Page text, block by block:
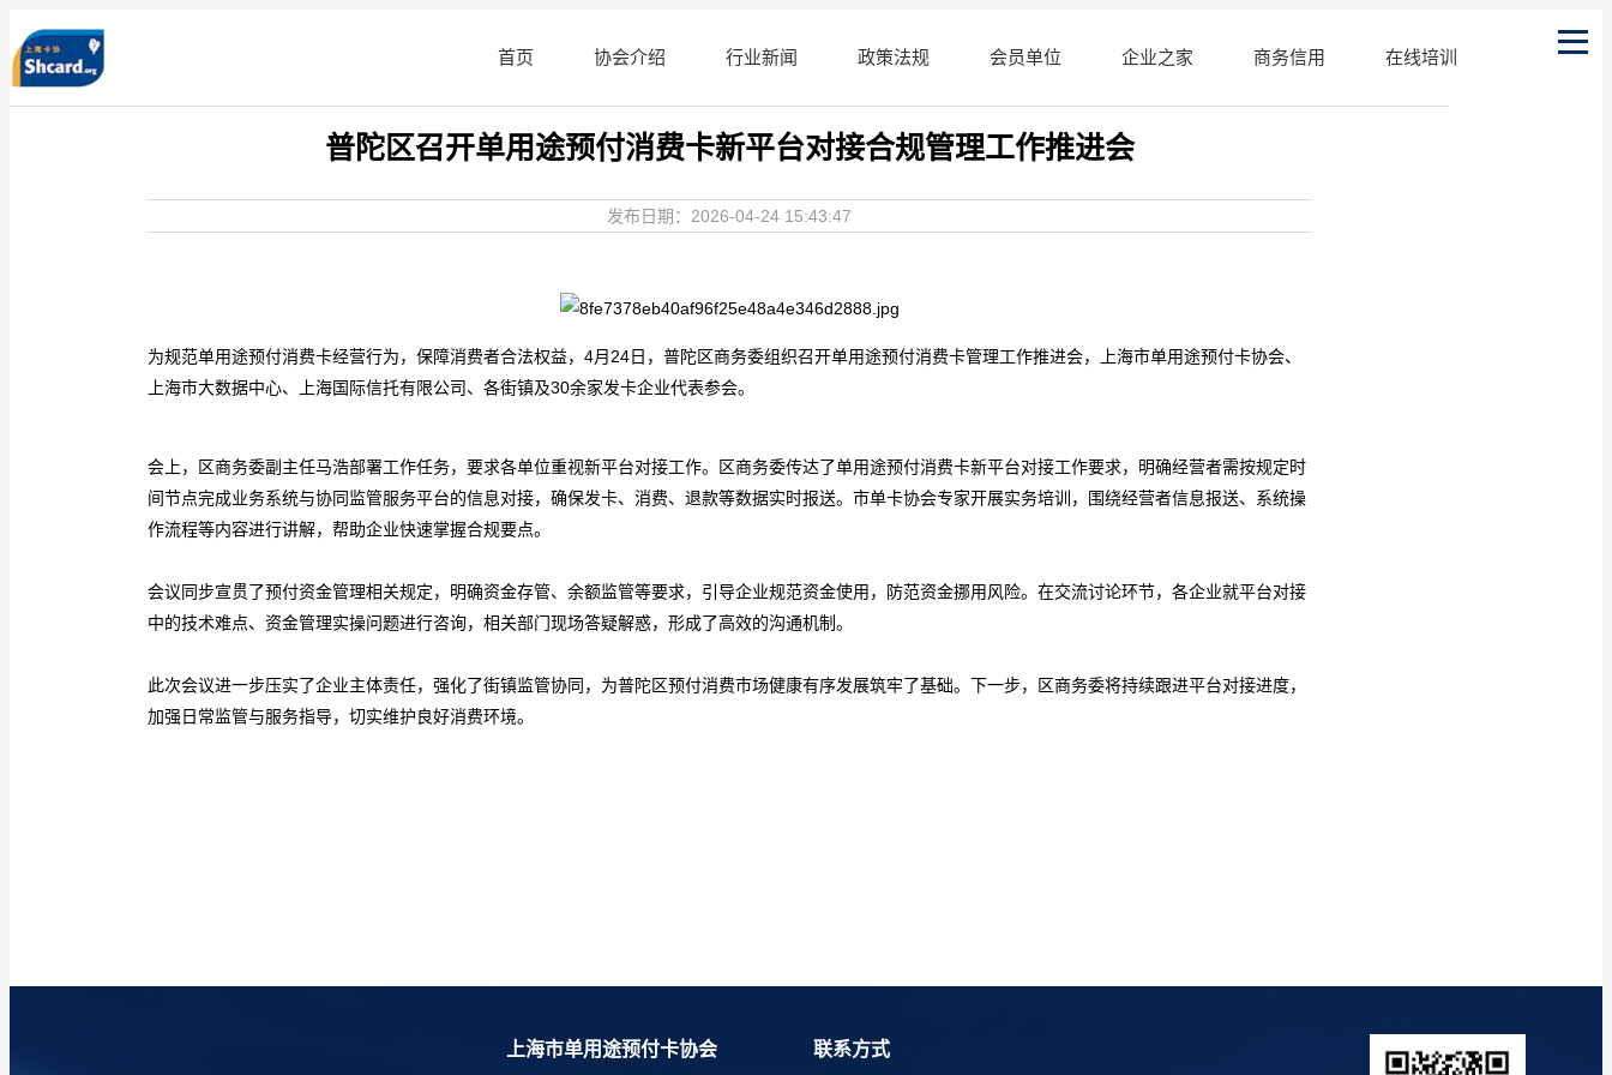
首页 协会介绍 行业新闻 政策法规 会员单位 企业之家 商务信用 在线培训
普陀区召开单用途预付消费卡新平台对接合规管理工作推进会
发布日期：2026-04-24 15:43:47
为规范单用途预付消费卡经营行为，保障消费者合法权益，4月24日，普陀区商务委组织召开单用途预付消费卡管理工作推进会，上海市单用途预付卡协会、
上海市大数据中心、上海国际信托有限公司、各街镇及30余家发卡企业代表参会。
会上，区商务委副主任马浩部署工作任务，要求各单位重视新平台对接工作。区商务委传达了单用途预付消费卡新平台对接工作要求，明确经营者需按规定时
间节点完成业务系统与协同监管服务平台的信息对接，确保发卡、消费、退款等数据实时报送。市单卡协会专家开展实务培训，围绕经营者信息报送、系统操
作流程等内容进行讲解，帮助企业快速掌握合规要点。
会议同步宣贯了预付资金管理相关规定，明确资金存管、余额监管等要求，引导企业规范资金使用，防范资金挪用风险。在交流讨论环节，各企业就平台对接
中的技术难点、资金管理实操问题进行咨询，相关部门现场答疑解惑，形成了高效的沟通机制。
此次会议进一步压实了企业主体责任，强化了街镇监管协同，为普陀区预付消费市场健康有序发展筑牢了基础。下一步，区商务委将持续跟进平台对接进度，
加强日常监管与服务指导，切实维护良好消费环境。
上海市单用途预付卡协会 联系方式